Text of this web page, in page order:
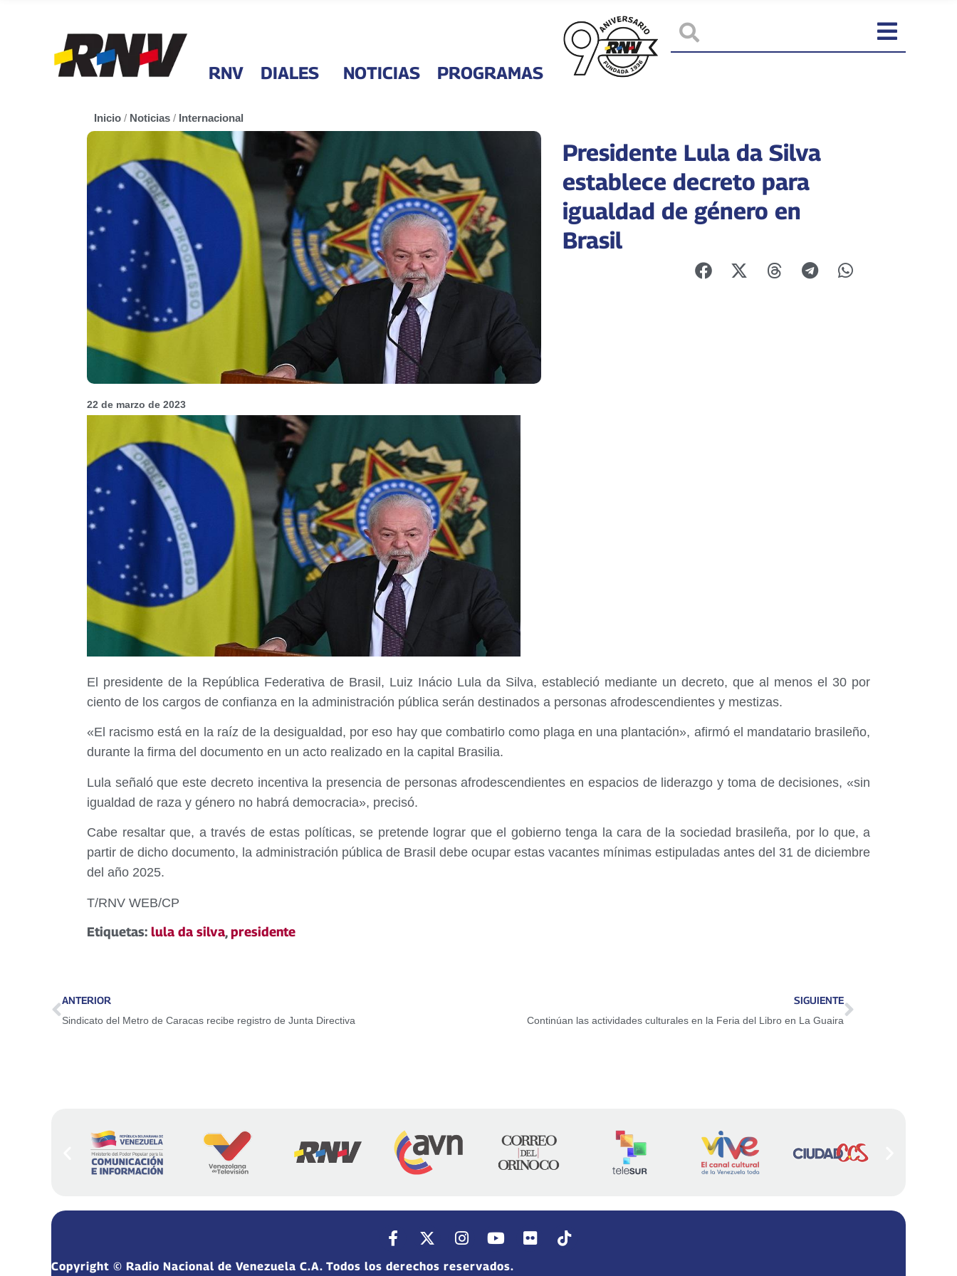
RNV DIALES NOTICIAS PROGRAMAS
Inicio / Noticias / Internacional
Presidente Lula da Silva
establece decreto para
igualdad de género en
Brasil
22 de marzo de 2023
El presidente de la República Federativa de Brasil, Luiz Inácio Lula da Silva, estableció mediante un decreto, que al menos el 30 por
ciento de los cargos de confianza en la administración pública serán destinados a personas afrodescendientes y mestizas.
«El racismo está en la raíz de la desigualdad, por eso hay que combatirlo como plaga en una plantación», afirmó el mandatario brasileño,
durante la firma del documento en un acto realizado en la capital Brasilia.
Lula señaló que este decreto incentiva la presencia de personas afrodescendientes en espacios de liderazgo y toma de decisiones, «sin
igualdad de raza y género no habrá democracia», precisó.
Cabe resaltar que, a través de estas políticas, se pretende lograr que el gobierno tenga la cara de la sociedad brasileña, por lo que, a
partir de dicho documento, la administración pública de Brasil debe ocupar estas vacantes mínimas estipuladas antes del 31 de diciembre
del año 2025.
T/RNV WEB/CP
Etiquetas: lula da silva,presidente
ANTERIOR
Sindicato del Metro de Caracas recibe registro de Junta Directiva
SIGUIENTE
Continúan las actividades culturales en la Feria del Libro en La Guaira
Copyright © Radio Nacional de Venezuela C.A. Todos los derechos reservados.